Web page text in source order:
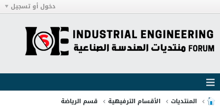
دخول أو تسجيل
المنتديات الأقسام الترفيهية قسم الرياضة